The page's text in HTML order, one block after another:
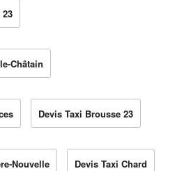
Châtain
Devis Taxi Brousse 23
Nouvelle Devis Taxi Chard